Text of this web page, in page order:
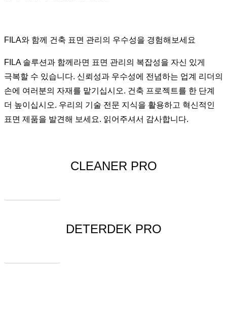
FILA와 함께 건축 표면 관리의 우수성을 경험해보세요
FILA 솔루션과 함께라면 표면 관리의 복잡성을 자신 있게
극복할 수 있습니다. 신뢰성과 우수성에 전념하는 업계 리더의
손에 여러분의 자재를 맡기십시오. 건축 프로젝트를 한 단계
더 높이십시오. 우리의 기술 전문 지식을 활용하고 혁신적인
표면 제품을 발견해 보세요. 읽어주셔서 감사합니다.
CLEANER PRO
DETERDEK PRO